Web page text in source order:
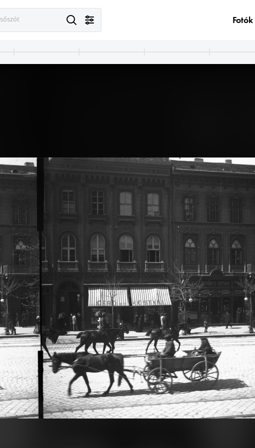
előtt készült. A kép forrását kérjük így adja meg: Fortepan / MMKM. Levéltári jelzet: MMKM TTFGY 2019.1.
1900
A felvétel 1900 előtt készült. A kép forrását kérjük így adja meg: Fortepan / MMKM. Levéltári jelzet: MMKM TTFGY 2019.1.
Budapest V.
épületéből az épülő Országház, a Duna és a Margit híd felé. A felvétel 1894-ben készült. A kép forrását kérjük így adja meg: Fortepan / MMKM. Levéltári jelzet: MMKM TTFGY 2019.1.
1900 · Budapest V.
kilátás a Magyar Tudományos Akadémia épületéből a Széchenyi István (Ferenc József) térre és a pesti Belvárosra, jobbra a Lloyd-palota. A felvétel 1894-ben készült. A kép forrását kérjük így adja meg: Fortepan / MMKM. Levéltári jelzet: MMKM TTFGY 2019.1.
Fotók